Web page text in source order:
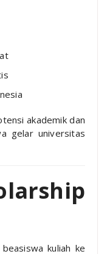
akademik dan
gelar universitas
kuliah ke